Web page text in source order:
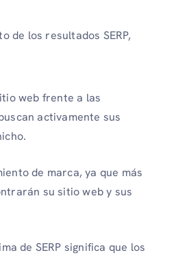
de los resultados SERP,
web frente a las
activamente sus
de marca, ya que más
su sitio web y sus
de SERP significa que los